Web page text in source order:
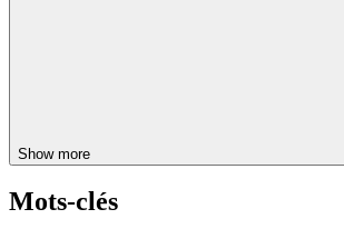
Show more
Mots-clés